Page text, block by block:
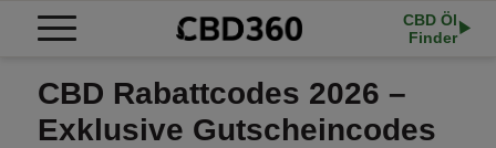
CBD Öl
Finder
CBD Rabattcodes 2026 –
Exklusive Gutscheincodes